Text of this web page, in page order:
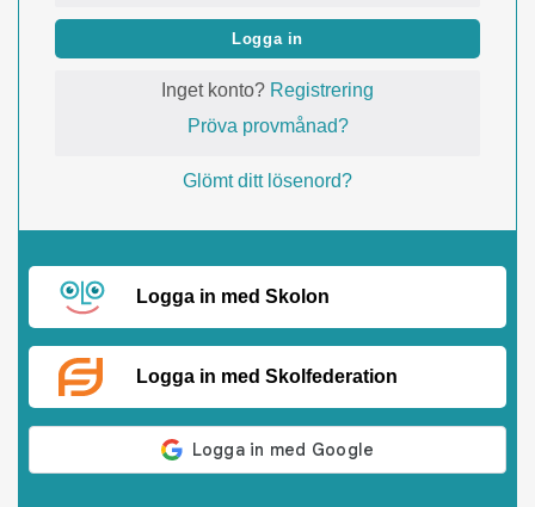
Logga in
Inget konto? Registrering
Pröva provmånad?
Glömt ditt lösenord?
Logga in med Skolon
Logga in med Skolfederation